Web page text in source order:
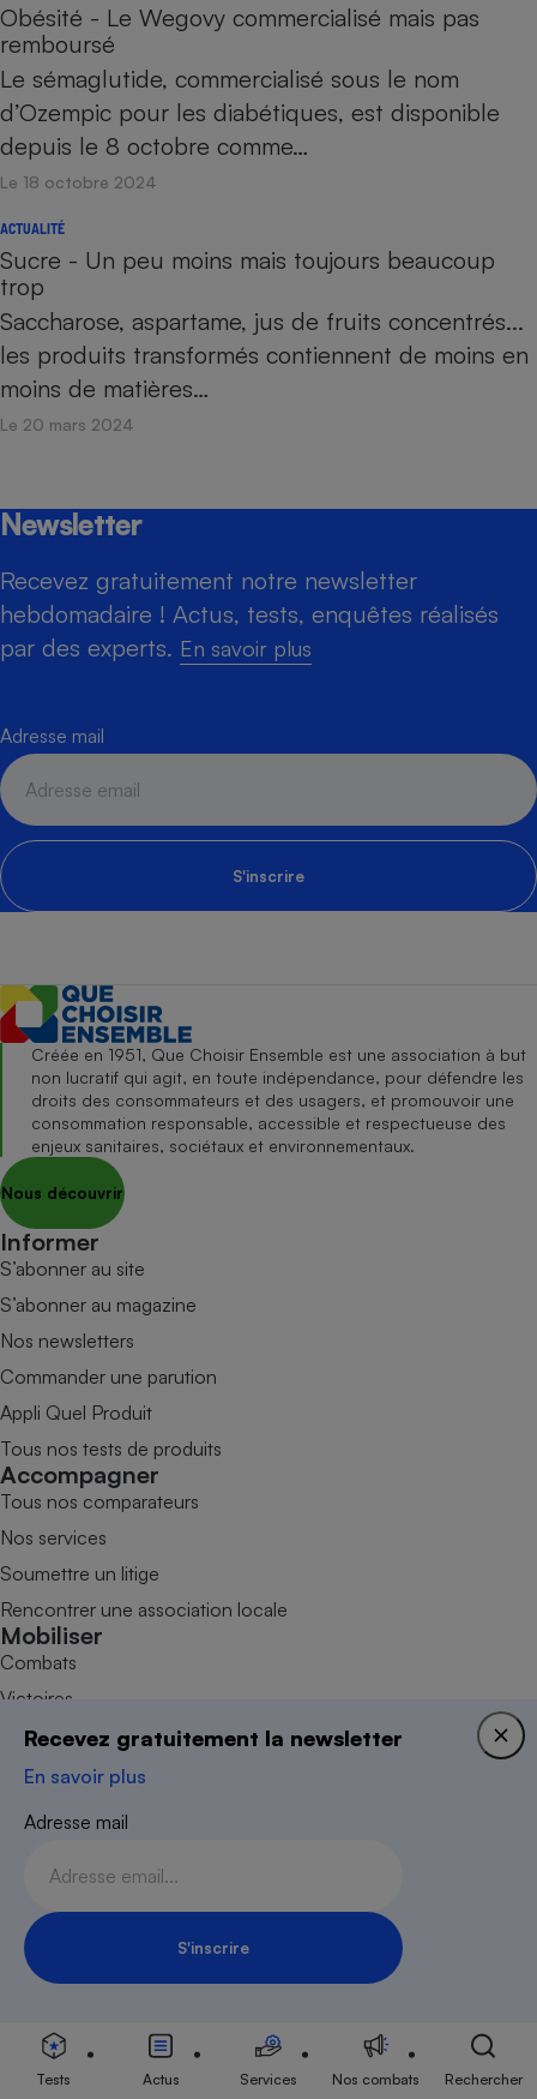
Obésité - Le Wegovy commercialisé mais pas
remboursé
Le sémaglutide, commercialisé sous le nom
d’Ozempic pour les diabétiques, est disponible
depuis le 8 octobre comme…
Le 18 octobre 2024
ACTUALITÉ
Sucre - Un peu moins mais toujours beaucoup
trop
Saccharose, aspartame, jus de fruits concentrés...
les produits transformés contiennent de moins en
moins de matières…
Le 20 mars 2024
Newsletter
Recevez gratuitement notre newsletter
hebdomadaire ! Actus, tests, enquêtes réalisés
par des experts. En savoir plus
Adresse mail
S'inscrire
Inscription Newsletter
Recevez gratuitement la newsletter
En savoir plus
Adresse mail
S'inscrire
Créée en 1951, Que Choisir Ensemble est une association à but
non lucratif qui agit, en toute indépendance, pour défendre les
droits des consommateurs et des usagers, et promouvoir une
consommation responsable, accessible et respectueuse des
enjeux sanitaires, sociétaux et environnementaux.
Nous découvrir
Informer
S’abonner au site
S’abonner au magazine
Nos newsletters
Commander une parution
Appli Quel Produit
Tous nos tests de produits
Accompagner
Tous nos comparateurs
Nos services
Soumettre un litige
Rencontrer une association locale
Mobiliser
Combats
Victoires
Devenir adhérent
Devenir bénévole
Données personnelles
Plan du site
Tests Actus Services Nos combats Rechercher